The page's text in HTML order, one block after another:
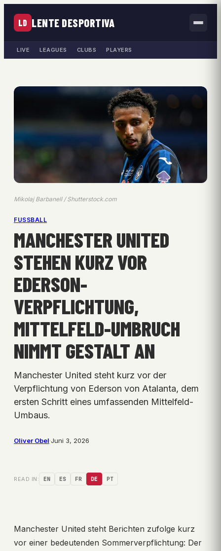
LD LENTE DESPORTIVA
LIVE LEAGUES CLUBS PLAYERS
Mikolaj Barbanell / Shutterstock.com
FUSSBALL
MANCHESTER UNITED
STEHEN KURZ VOR
EDERSON-
VERPFLICHTUNG,
MITTELFELD-UMBRUCH
NIMMT GESTALT AN
Manchester United steht kurz vor der
Verpflichtung von Ederson von Atalanta, dem
ersten Schritt eines umfassenden Mittelfeld-
Umbaus.
Oliver Obel·Juni 3, 2026
READ IN: EN ES FR DE PT
Manchester United steht Berichten zufolge kurz
vor einer bedeutenden Sommerverpflichtung: Der